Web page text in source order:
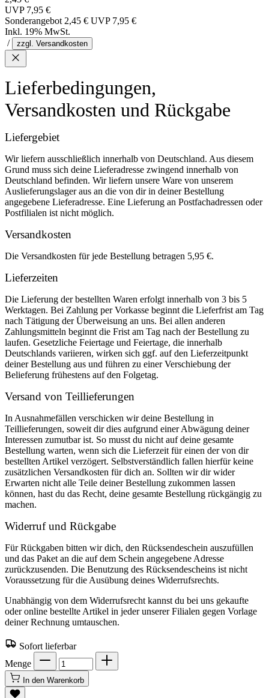
UVP 7,95 €
Sonderangebot 2,45 € UVP 7,95 €
Inkl. 19% MwSt.
/
zzgl. Versandkosten
Lieferbedingungen,
Versandkosten und Rückgabe
Liefergebiet
Wir liefern ausschließlich innerhalb von Deutschland. Aus diesem
Grund muss sich deine Lieferadresse zwingend innerhalb von
Deutschland befinden. Wir liefern unsere Ware von unserem
Auslieferungslager aus an die von dir in deiner Bestellung
angegebene Lieferadresse. Eine Lieferung an Postfachadressen oder
Postfilialen ist nicht möglich.
Versandkosten
Die Versandkosten für jede Bestellung betragen 5,95 €.
Lieferzeiten
Die Lieferung der bestellten Waren erfolgt innerhalb von 3 bis 5
Werktagen. Bei Zahlung per Vorkasse beginnt die Lieferfrist am Tag
nach Tätigung der Überweisung an uns. Bei allen anderen
Zahlungsmitteln beginnt die Frist am Tag nach der Bestellung zu
laufen. Gesetzliche Feiertage und Feiertage, die innerhalb
Deutschlands variieren, wirken sich ggf. auf den Lieferzeitpunkt
deiner Bestellung aus und führen zu einer Verschiebung der
Belieferung frühestens auf den Folgetag.
Versand von Teillieferungen
In Ausnahmefällen verschicken wir deine Bestellung in
Teillieferungen, soweit dir dies aufgrund einer Abwägung deiner
Interessen zumutbar ist. So musst du nicht auf deine gesamte
Bestellung warten, wenn sich die Lieferzeit für einen der von dir
bestellten Artikel verzögert. Selbstverständlich fallen hierfür keine
zusätzlichen Versandkosten für dich an. Sollten wir dir wider
Erwarten nicht alle Teile deiner Bestellung zukommen lassen
können, hast du das Recht, deine gesamte Bestellung rückgängig zu
machen.
Widerruf und Rückgabe
Für Rückgaben bitten wir dich, den Rücksendeschein auszufüllen
und das Paket an die auf dem Schein angegebene Adresse
zurückzusenden. Die Benutzung des Rücksendescheins ist nicht
Voraussetzung für die Ausübung deines Widerrufsrechts.
Unabhängig von dem Widerrufsrecht kannst du bei uns gekaufte
oder online bestellte Artikel in jeder unserer Filialen gegen Vorlage
deiner Rechnung umtauschen.
Sofort lieferbar
Menge
In den Warenkorb